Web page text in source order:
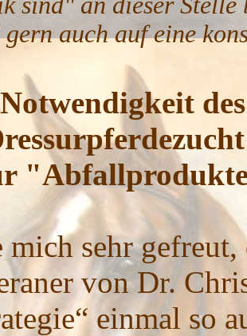
gern auch auf eine
mich sehr
von Dr.
einmal so